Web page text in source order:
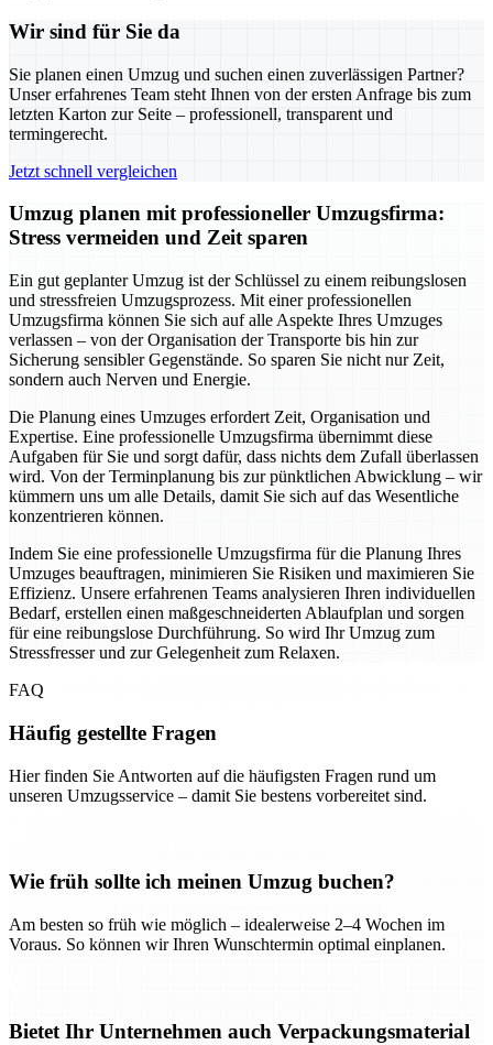
Wir sind für Sie da
Sie planen einen Umzug und suchen einen zuverlässigen Partner?
Unser erfahrenes Team steht Ihnen von der ersten Anfrage bis zum
letzten Karton zur Seite – professionell, transparent und
termingerecht.
Jetzt schnell vergleichen
Umzug planen mit professioneller Umzugsfirma:
Stress vermeiden und Zeit sparen
Ein gut geplanter Umzug ist der Schlüssel zu einem reibungslosen
und stressfreien Umzugsprozess. Mit einer professionellen
Umzugsfirma können Sie sich auf alle Aspekte Ihres Umzuges
verlassen – von der Organisation der Transporte bis hin zur
Sicherung sensibler Gegenstände. So sparen Sie nicht nur Zeit,
sondern auch Nerven und Energie.
Die Planung eines Umzuges erfordert Zeit, Organisation und
Expertise. Eine professionelle Umzugsfirma übernimmt diese
Aufgaben für Sie und sorgt dafür, dass nichts dem Zufall überlassen
wird. Von der Terminplanung bis zur pünktlichen Abwicklung – wir
kümmern uns um alle Details, damit Sie sich auf das Wesentliche
konzentrieren können.
Indem Sie eine professionelle Umzugsfirma für die Planung Ihres
Umzuges beauftragen, minimieren Sie Risiken und maximieren Sie
Effizienz. Unsere erfahrenen Teams analysieren Ihren individuellen
Bedarf, erstellen einen maßgeschneiderten Ablaufplan und sorgen
für eine reibungslose Durchführung. So wird Ihr Umzug zum
Stressfresser und zur Gelegenheit zum Relaxen.
FAQ
Häufig gestellte Fragen
Hier finden Sie Antworten auf die häufigsten Fragen rund um
unseren Umzugsservice – damit Sie bestens vorbereitet sind.
Wie früh sollte ich meinen Umzug buchen?
Am besten so früh wie möglich – idealerweise 2–4 Wochen im
Voraus. So können wir Ihren Wunschtermin optimal einplanen.
Bietet Ihr Unternehmen auch Verpackungsmaterial